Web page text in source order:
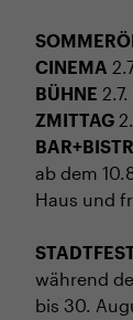
CINEMA
BÜHNE
ZMITTAG
ab dem
Haus und
während
bis 30.